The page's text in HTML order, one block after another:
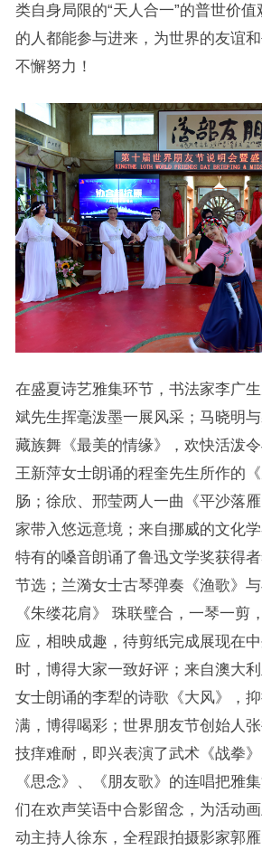
类自身局限的“天人合一”的普世价
的人都能参与进来，为世界的友谊
不懈努力！
在盛夏诗艺雅集环节，书法家李广
斌先生挥毫泼墨一展风采；马晓明
藏族舞《最美的情缘》，欢快活泼
王新萍女士朗诵的程奎先生所作的
肠；徐欣、邢莹两人一曲《平沙落
家带入悠远意境；来自挪威的文化
特有的嗓音朗诵了鲁迅文学奖获得
节选；兰漪女士古琴弹奏《渔歌》
《朱缕花肩》 珠联璧合，一琴一剪
应，相映成趣，待剪纸完成展现在
时，博得大家一致好评；来自澳大
女士朗诵的李犁的诗歌《大风》，
满，博得喝彩；世界朋友节创始人
技痒难耐，即兴表演了武术《战拳
《思念》、《朋友歌》的连唱把雅
们在欢声笑语中合影留念，为活动
动主持人徐东，全程跟拍摄影家郭雁